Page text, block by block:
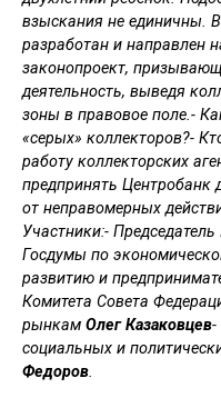
взыскания не единичны.
разработан и направлен
законопроект,
деятельность, выведя
зоны в правовое поле.-
«серых» коллекторов?-
работу коллекторских
предпринять
от неправомерных
Участники:- Председатель
Госдумы по
развитию и
Комитета Совета
рынкам Олег Казаковцев-
социальных и
Федоров.